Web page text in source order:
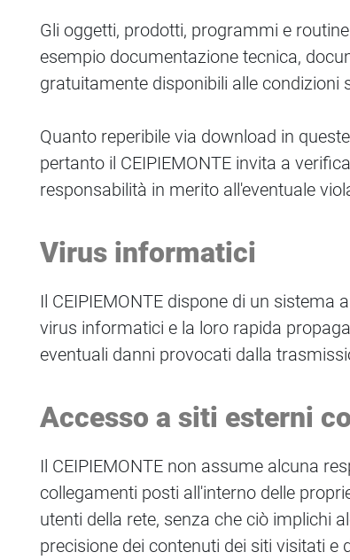
Gli oggetti, prodotti, programmi e
esempio documentazione tecnica,
gratuitamente disponibili alle condizioni
Quanto reperibile via download in
pertanto il CEIPIEMONTE invita a
responsabilità in merito all'eventuale
Virus informatici
Il CEIPIEMONTE dispone di un
virus informatici e la loro rapida
eventuali danni provocati dalla
Accesso a siti esterni
Il CEIPIEMONTE non assume alcuna
collegamenti posti all'interno delle
utenti della rete, senza che ciò implichi
precisione dei contenuti dei siti visitati e